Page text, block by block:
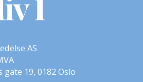
AS
19, 0182 Oslo